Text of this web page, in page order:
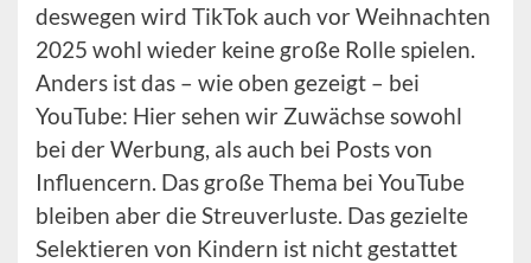
deswegen wird TikTok auch vor Weihnachten
2025 wohl wieder keine große Rolle spielen.
Anders ist das – wie oben gezeigt – bei
YouTube: Hier sehen wir Zuwächse sowohl
bei der Werbung, als auch bei Posts von
Influencern. Das große Thema bei YouTube
bleiben aber die Streuverluste. Das gezielte
Selektieren von Kindern ist nicht gestattet